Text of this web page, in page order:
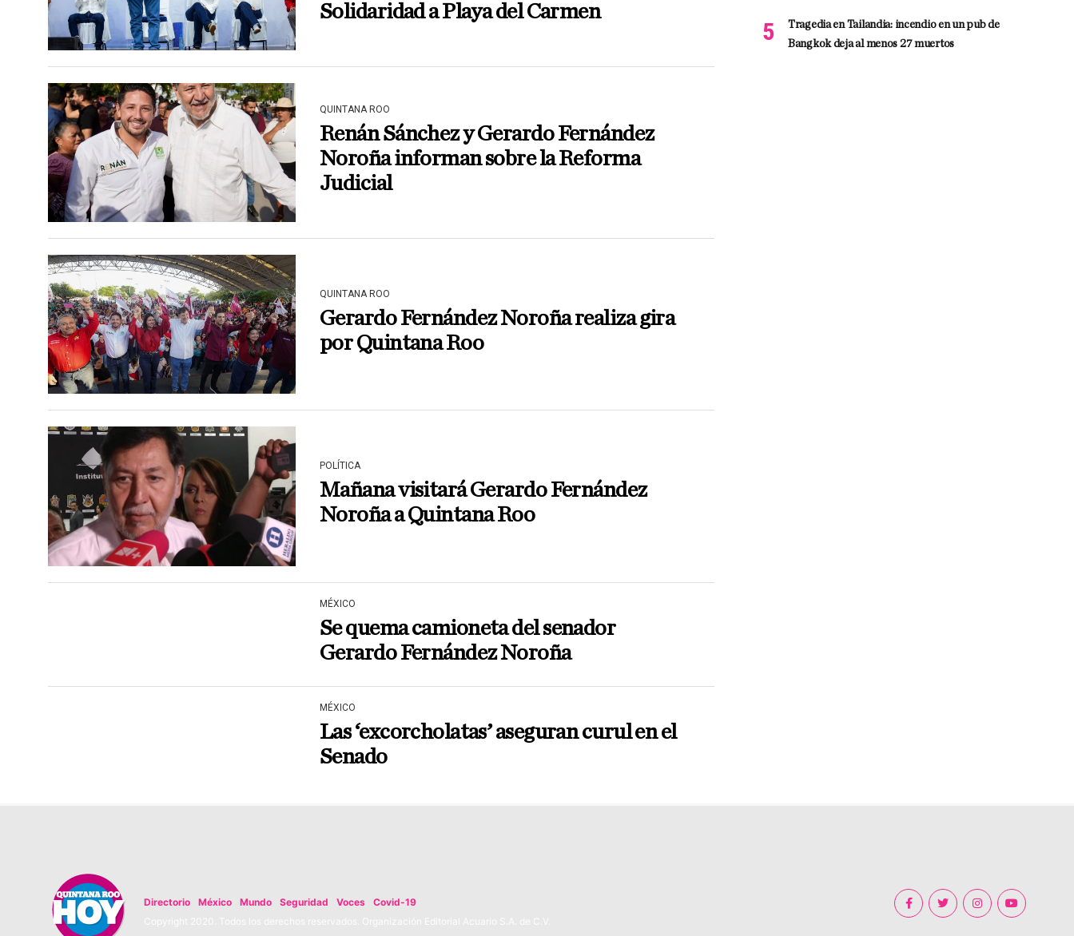
Solidaridad a Playa del Carmen
QUINTANA ROO
Renán Sánchez y Gerardo Fernández
Noroña informan sobre la Reforma
Judicial
QUINTANA ROO
Gerardo Fernández Noroña realiza gira
por Quintana Roo
POLÍTICA
Mañana visitará Gerardo Fernández
Noroña a Quintana Roo
MÉXICO
Se quema camioneta del senador
Gerardo Fernández Noroña
MÉXICO
Las ‘excorcholatas’ aseguran curul en el
Senado
Tragedia en Tailandia: incendio en un pub de
Bangkok deja al menos 27 muertos
Directorio México Mundo Seguridad Voces
Covid-19